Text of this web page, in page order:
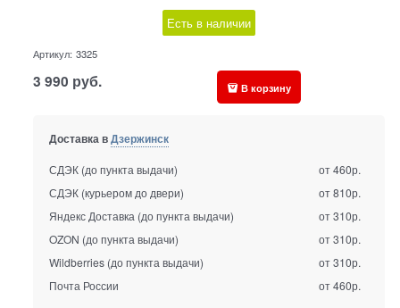
Есть в наличии
Артикул: 3325
3 990 руб. В корзину
Доставка вДзержинск
СДЭК (до пункта выдачи)
от 460р.
СДЭК (курьером до двери)
от 810р.
Яндекс Доставка (до пункта выдачи)
от 310р.
OZON (до пункта выдачи)
от 310р.
Wildberries (до пункта выдачи)
от 310р.
Почта России
от 460р.